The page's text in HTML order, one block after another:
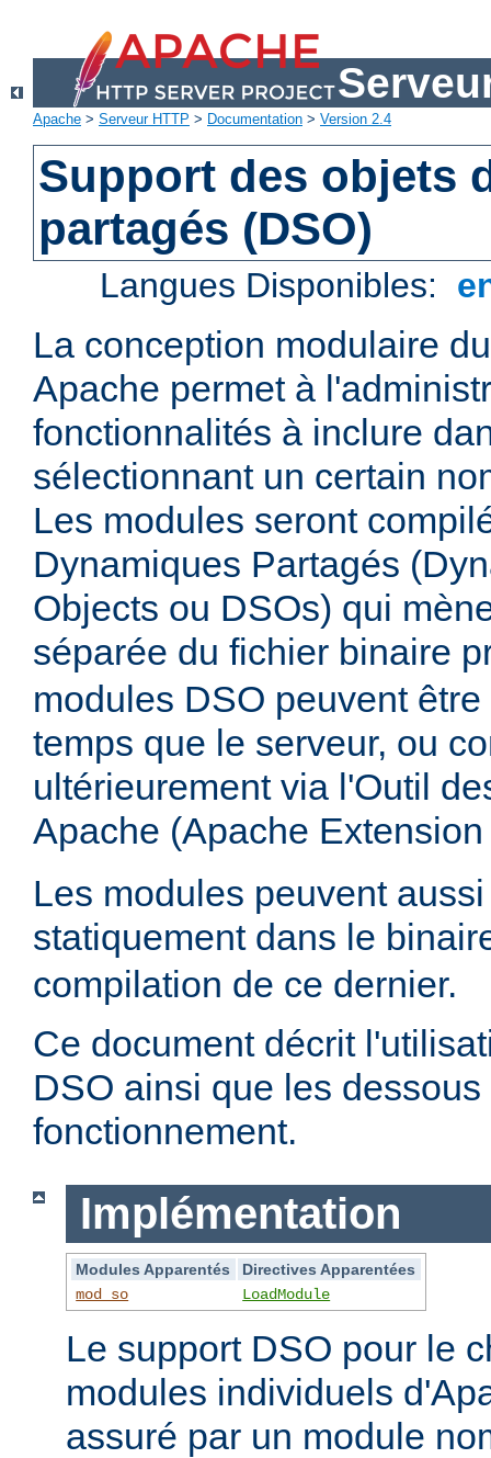
Apache > Serveur HTTP > Documentation > Version 2.4
Support des objets
partagés (DSO)
Langues Disponibles:
La conception modulaire
Apache permet à
fonctionnalités à inclure
sélectionnant un certain
Les modules seront
Dynamiques Partagés
Objects ou DSOs) qui
séparée du fichier binaire
modules DSO peuvent
temps que le serveur, ou
ultérieurement via l'Outil
Apache (Apache
Les modules peuvent
statiquement dans le
compilation de ce dernier.
Ce document décrit
DSO ainsi que les
fonctionnement.
Implémentation
Modules Apparentés
Directives Apparentées
mod_so
LoadModule
Le support DSO pour le
modules individuels
assuré par un module